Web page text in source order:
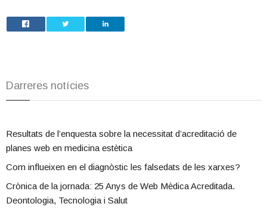
Darreres notícies
Resultats de l’enquesta sobre la necessitat d’acreditació de
planes web en medicina estètica
Com influeixen en el diagnòstic les falsedats de les xarxes?
Crònica de la jornada: 25 Anys de Web Mèdica Acreditada.
Deontologia, Tecnologia i Salut